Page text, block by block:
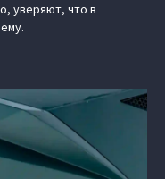
уверяют, что в